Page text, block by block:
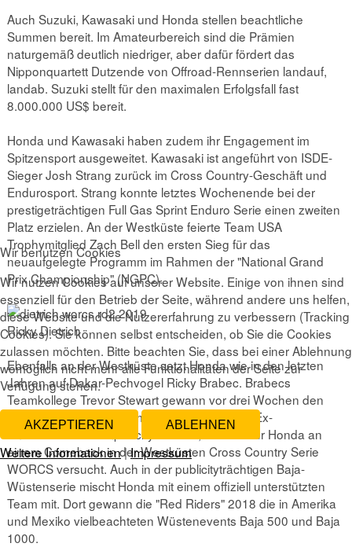
Auch Suzuki, Kawasaki und Honda stellen beachtliche
Summen bereit. Im Amateurbereich sind die Prämien
naturgemäß deutlich niedriger, aber dafür fördert das
Nipponquartett Dutzende von Offroad-Rennserien landauf,
landab. Suzuki stellt für den maximalen Erfolgsfall fast
8.000.000 US$ bereit.
Honda und Kawasaki haben zudem ihr Engagement im
Spitzensport ausgeweitet. Kawasaki ist angeführt von ISDE-
Sieger Josh Strang zurück im Cross Country-Geschäft und
Endurosport. Strang konnte letztes Wochenende bei der
prestigeträchtigen Full Gas Sprint Enduro Serie einen zweiten
Platz erzielen. An der Westküste feierte Team USA
Trophymitglied Zach Bell den ersten Sieg für das
neuaufgelegte Programm im Rahmen der "National Grand
Prix Championship" (NGPC).
Ricky Dietrich
Ebenfalls an der Westküste setzt Honda wie in den letzten
Jahren auf Dakar-Pechvogel Ricky Brabec. Brabecs
Teamkollege Trevor Stewart gewann vor drei Wochen den
NGPC-Auftakt. Zurück im Geschäft ist zudem Ex-
Endurocross-Champ Ricky Dietrich, der sich für Honda an
einem Comeback in der Westküsten Cross Country Serie
WORCS versucht. Auch in der publicityträchtigen Baja-
Wüstenserie mischt Honda mit einem offiziell unterstützten
Team mit. Dort gewann die "Red Riders" 2018 die in Amerika
und Mexiko vielbeachteten Wüstenevents Baja 500 und Baja
1000.
Wir benutzen Cookies
Wir nutzen Cookies auf unserer Website. Einige von ihnen sind
essenziell für den Betrieb der Seite, während andere uns helfen,
diese Website und die Nutzererfahrung zu verbessern (Tracking
Cookies). Sie können selbst entscheiden, ob Sie die Cookies
zulassen möchten. Bitte beachten Sie, dass bei einer Ablehnung
womöglich nicht mehr alle Funktionalitäten der Seite zur
Verfügung stehen.
AKZEPTIEREN ABLEHNEN
Weitere Informationen|Impressum